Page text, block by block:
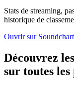
Stats de streaming,
historique de
Ouvrir sur
Découvrez
sur toutes